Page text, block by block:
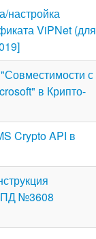
настройка
ViPNet (для
с
в Крипто-
Crypto API в
№3608